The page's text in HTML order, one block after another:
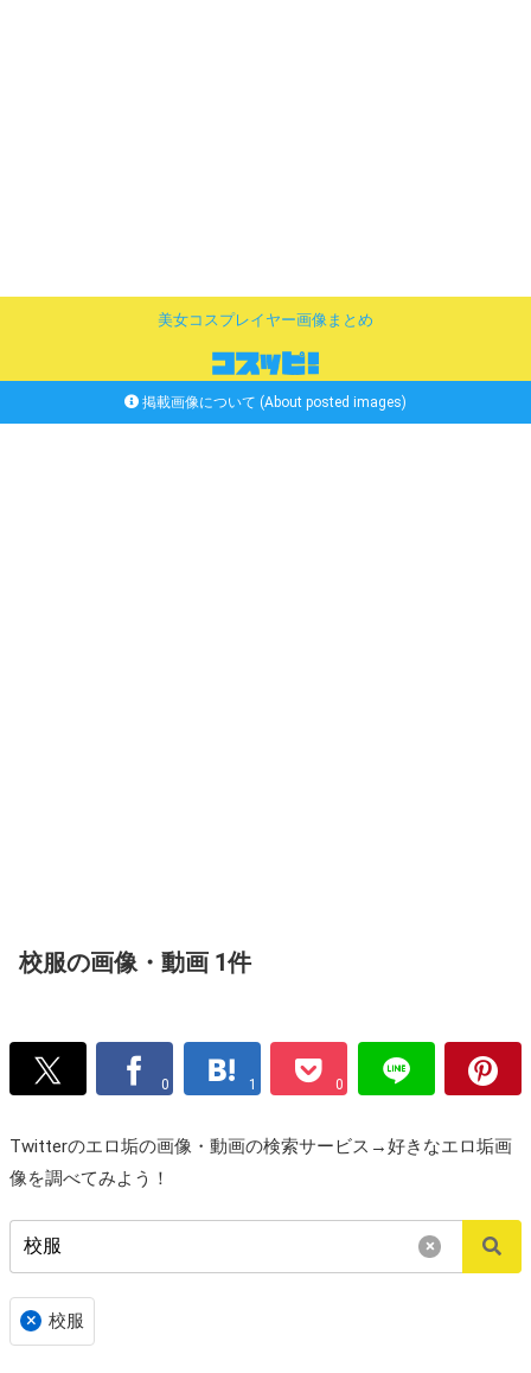
美女コスプレイヤー画像まとめ
掲載画像について (About posted images)
校服の画像・動画 1件
0 1 0
Twitterのエロ垢の画像・動画の検索サービス→好きなエロ垢画
像を調べてみよう！
×
× 校服